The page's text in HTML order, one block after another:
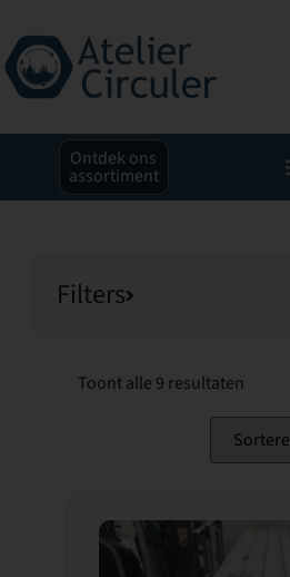
Ontdek ons
assortiment
Filters
Toont alle 9 resultaten